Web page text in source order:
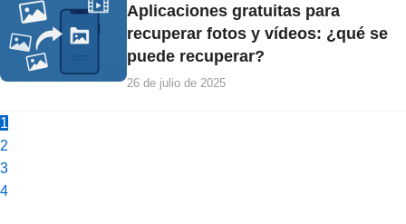
Aplicaciones gratuitas para
recuperar fotos y vídeos: ¿qué se
puede recuperar?
26 de julio de 2025
1
2
3
4